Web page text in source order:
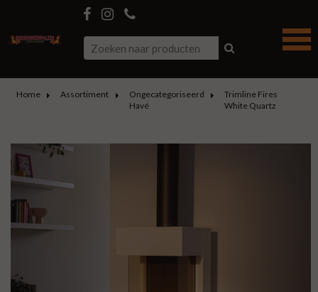
Home Assortiment
Ongecategoriseerd
Havé
Trimline Fires
White Quartz